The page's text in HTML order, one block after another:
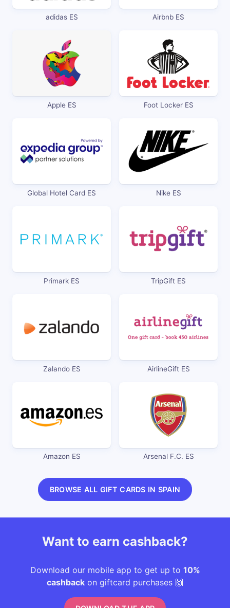
adidas ES Airbnb ES
Apple ES Foot Locker ES
Global Hotel Card ES Nike ES
Primark ES TripGift ES
Zalando ES AirlineGift ES
Amazon ES Arsenal F.C. ES
BROWSE ALL GIFT CARDS IN SPAIN
Want to earn cashback?
Download our mobile app to get up to 10%
cashback on giftcard purchases 🙌